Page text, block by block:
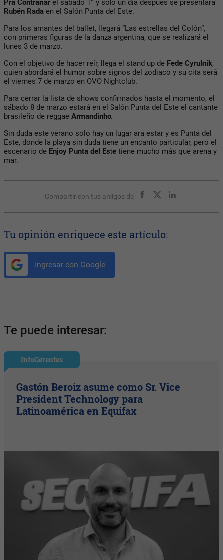
Pra Contrariar el sábado 1° y solo un día después se presentará
Rubén Rada en el Salón Punta del Este.
Para los amantes del ballet, llegará “Las estrellas del Colón”,
con primeras figuras de la danza argentina, que se realizará el
lunes 3 de marzo.
Con el objetivo de hacer reír, llega el stand up de Fede Cyrulnik,
quien abordará el humor sobre signos del zodiaco y su cita será
el viernes 7 de marzo en OVO Nightclub.
Para cerrar la lista de shows confirmados hasta el momento, el
sábado 8 de marzo estará en el Salón Punta del Este el cantante
brasileño de reggae Armandinho.
Sin duda este verano solo hay un lugar ara estar y es Punta del
Este, donde la playa sin duda tiene un encanto particular, pero el
escenario de Enjoy Punta del Este tiene mucho más que arena y
mar.
Compartir con tus amigos de
Tu opinión enriquece este artículo:
Ingresar con Google
Te puede interesar:
InfoGerentes
Gastón Beroiz asume como Sr. Vice
President Technology para
Latinoamérica en Equifax